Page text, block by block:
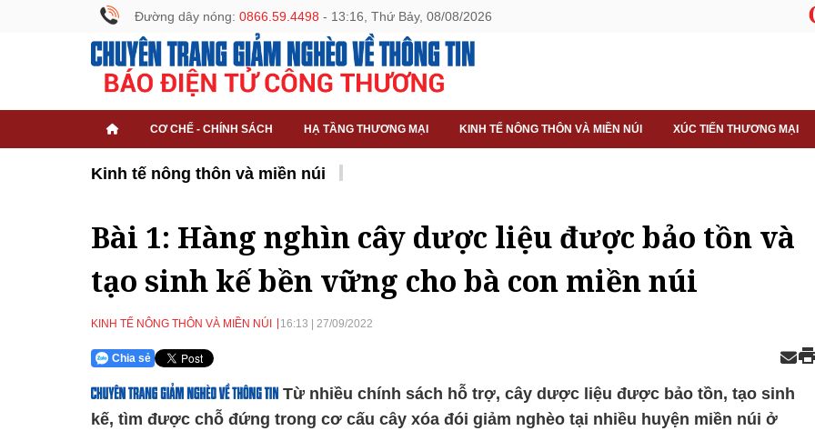
Đường dây nóng: 0866.59.4498 - 13:16, Thứ Bảy, 08/08/2026
CƠ CHẾ - CHÍNH SÁCH HẠ TẦNG THƯƠNG MẠI KINH TẾ NÔNG THÔN VÀ MIỀN NÚI XÚC TIẾN THƯƠNG MẠI
Kinh tế nông thôn và miền núi
Bài 1: Hàng nghìn cây dược liệu được bảo tồn và
tạo sinh kế bền vững cho bà con miền núi
KINH TẾ NÔNG THÔN VÀ MIỀN NÚI 16:13 27/09/2022
Chia sẻ
Từ nhiều chính sách hỗ trợ, cây dược liệu được bảo tồn, tạo sinh
kế, tìm được chỗ đứng trong cơ cấu cây xóa đói giảm nghèo tại nhiều huyện miền núi ở